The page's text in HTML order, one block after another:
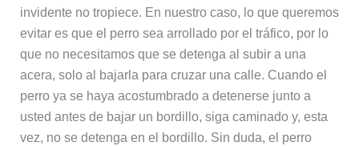
invidente no tropiece. En nuestro caso, lo que queremos
evitar es que el perro sea arrollado por el tráfico, por lo
que no necesitamos que se detenga al subir a una
acera, solo al bajarla para cruzar una calle. Cuando el
perro ya se haya acostumbrado a detenerse junto a
usted antes de bajar un bordillo, siga caminado y, esta
vez, no se detenga en el bordillo. Sin duda, el perro